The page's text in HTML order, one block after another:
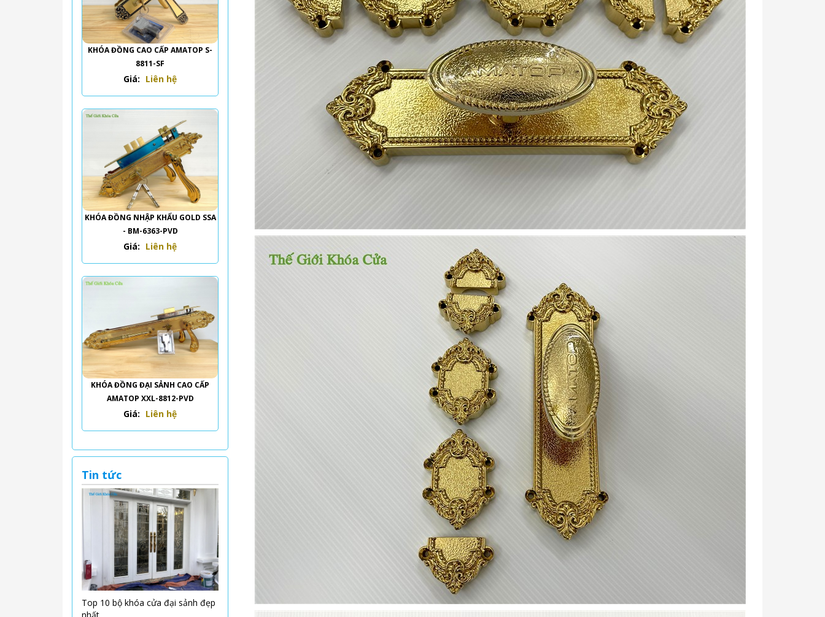
KHÓA ĐỒNG CAO CẤP AMATOP S-
8811-SF
Giá: Liên hệ
KHÓA ĐỒNG NHẬP KHẨU GOLD SSA
- BM-6363-PVD
Giá: Liên hệ
KHÓA ĐỒNG ĐẠI SẢNH CAO CẤP
AMATOP XXL-8812-PVD
Giá: Liên hệ
Tin tức
Top 10 bộ khóa cửa đại sảnh đẹp